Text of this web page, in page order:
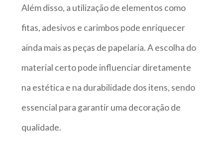
Além disso, a utilização de elementos como
fitas, adesivos e carimbos pode enriquecer
ainda mais as peças de papelaria. A escolha do
material certo pode influenciar diretamente
na estética e na durabilidade dos itens, sendo
essencial para garantir uma decoração de
qualidade.